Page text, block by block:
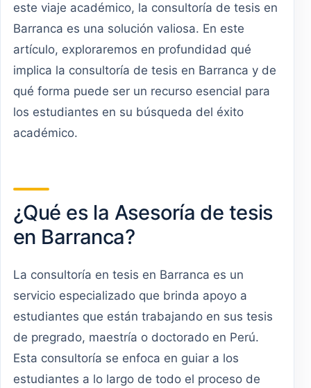
este viaje académico, la consultoría de tesis en
Barranca es una solución valiosa. En este
artículo, exploraremos en profundidad qué
implica la consultoría de tesis en Barranca y de
qué forma puede ser un recurso esencial para
los estudiantes en su búsqueda del éxito
académico.
¿Qué es la Asesoría de tesis
en Barranca?
La consultoría en tesis en Barranca es un
servicio especializado que brinda apoyo a
estudiantes que están trabajando en sus tesis
de pregrado, maestría o doctorado en Perú.
Esta consultoría se enfoca en guiar a los
estudiantes a lo largo de todo el proceso de